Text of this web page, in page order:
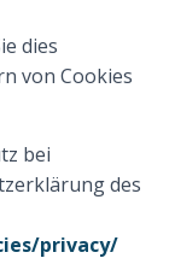
dies
von Cookies
bei
des
privacy/